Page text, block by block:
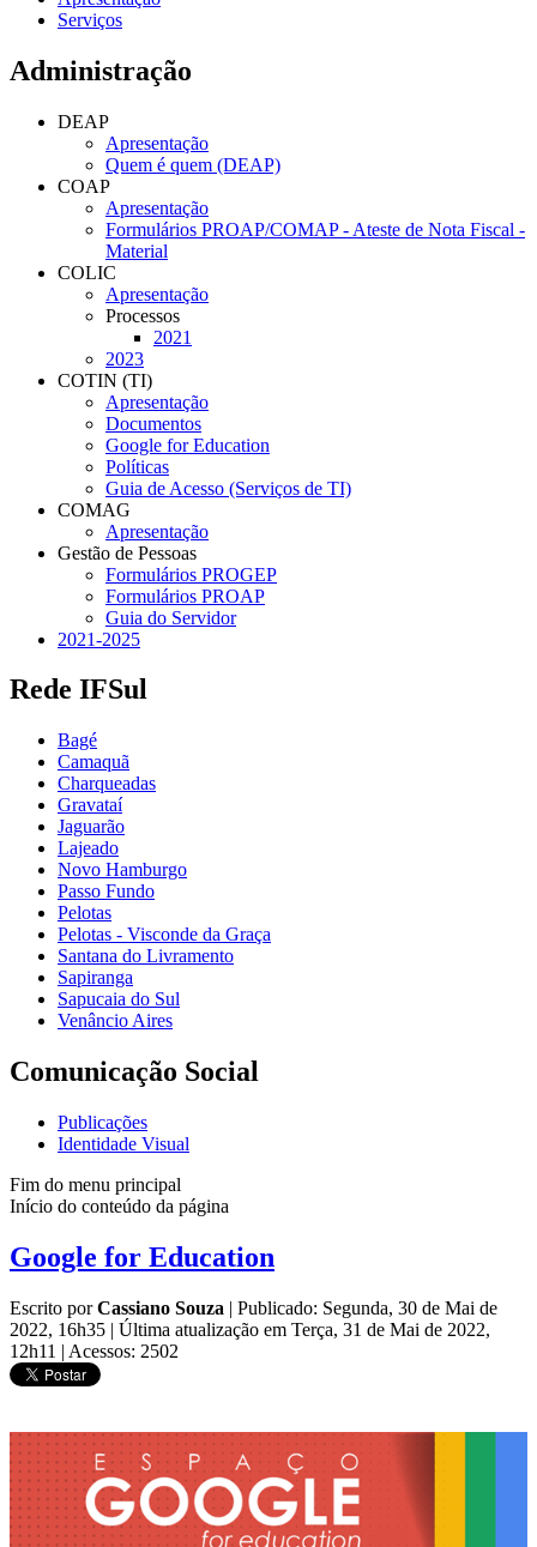
Serviços
Administração
DEAP
Apresentação
Quem é quem (DEAP)
COAP
Apresentação
Formulários PROAP/COMAP - Ateste de Nota Fiscal -
Material
COLIC
Apresentação
Processos
2021
2023
COTIN (TI)
Apresentação
Documentos
Google for Education
Políticas
Guia de Acesso (Serviços de TI)
COMAG
Apresentação
Gestão de Pessoas
Formulários PROGEP
Formulários PROAP
Guia do Servidor
2021-2025
Rede IFSul
Bagé
Camaquã
Charqueadas
Gravataí
Jaguarão
Lajeado
Novo Hamburgo
Passo Fundo
Pelotas
Pelotas - Visconde da Graça
Santana do Livramento
Sapiranga
Sapucaia do Sul
Venâncio Aires
Comunicação Social
Publicações
Identidade Visual
Fim do menu principal
Início do conteúdo da página
Google for Education
Escrito porCassiano Souza | Publicado: Segunda, 30 de Mai de
2022, 16h35 | Última atualização em Terça, 31 de Mai de 2022,
12h11 | Acessos: 2502